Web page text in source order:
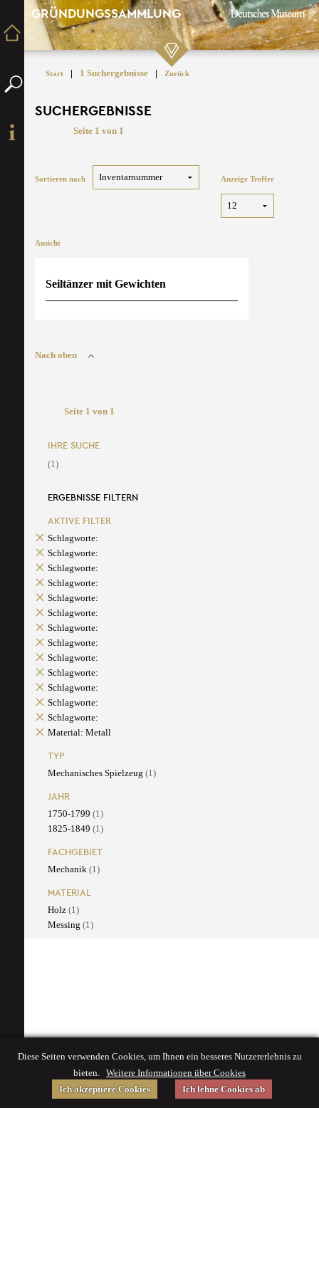
GRÜNDUNGSSAMMLUNG
Start | 1 Suchergebnisse | Zurück
SUCHERGEBNISSE
Seite 1 von 1
Sortieren nach Anzeige Treffer
Ansicht
Seiltänzer mit Gewichten
Nach oben
Seite 1 von 1
IHRE SUCHE
(1)
ERGEBNISSE FILTERN
AKTIVE FILTER
Schlagworte:
Schlagworte:
Schlagworte:
Schlagworte:
Schlagworte:
Schlagworte:
Schlagworte:
Schlagworte:
Schlagworte:
Schlagworte:
Schlagworte:
Schlagworte:
Schlagworte:
Material: Metall
TYP
Mechanisches Spielzeug (1)
JAHR
1750-1799 (1)
1825-1849 (1)
FACHGEBIET
Mechanik (1)
MATERIAL
Holz (1)
Messing (1)
Diese Seiten verwenden Cookies, um Ihnen ein besseres Nutzererlebnis zu
bieten. Weitere Informationen über Cookies
Ich akzeptiere Cookies
Ich lehne Cookies ab